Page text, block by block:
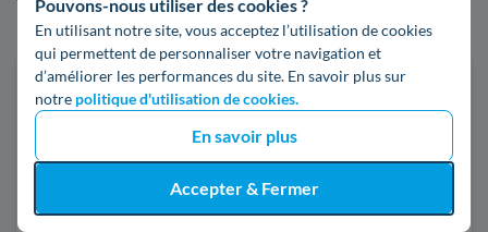
Pouvons-nous utiliser des cookies ?
En utilisant notre site, vous acceptez l’utilisation de cookies
qui permettent de personnaliser votre navigation et
d’améliorer les performances du site. En savoir plus sur
notre politique d'utilisation de cookies.
En savoir plus
Accepter & Fermer
notre comparateur d'offres d'électricité ou de gaz :
Faites des économies sur vos factures d'énergie
Électricité Gaz naturel